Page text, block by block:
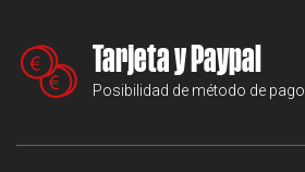
Tarjeta y Paypal
Posibilidad de método de pago